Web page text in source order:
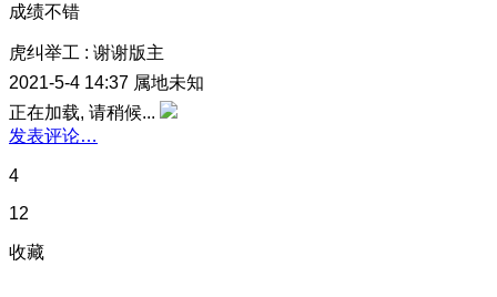
成绩不错
虎纠举工 : 谢谢版主
2021-5-4 14:37 属地未知
正在加载, 请稍候...
发表评论…
4
12
收藏